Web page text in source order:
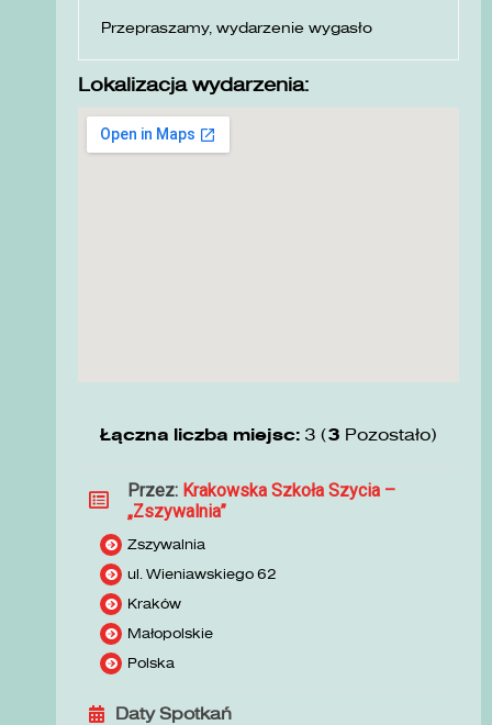
Przepraszamy, wydarzenie wygasło
Lokalizacja wydarzenia:
Łączna liczba miejsc: 3 (3 Pozostało)
Przez: Krakowska Szkoła Szycia –
„Zszywalnia”
Zszywalnia
ul. Wieniawskiego 62
Kraków
Małopolskie
Polska
Daty Spotkań